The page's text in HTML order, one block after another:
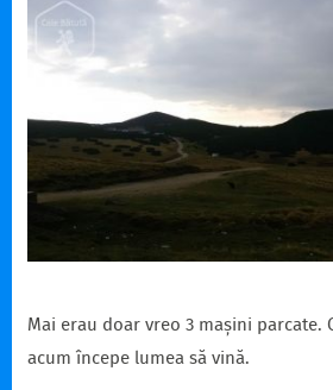
Mai erau doar vreo 3 mașini parcate.
acum începe lumea să vină.